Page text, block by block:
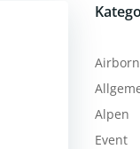
Alpen
Event